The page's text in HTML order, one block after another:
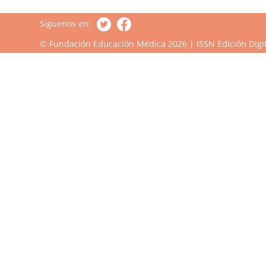
Siguenos en:
© Fundación Educación Médica 2026 | ISSN Edición